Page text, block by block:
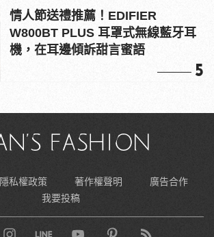
情人節送禮推薦！EDIFIER
W800BT PLUS 耳罩式無線藍牙耳
機，在耳邊傾訴甜言蜜語
5
隱私權政策 著作權聲明
廣告合作
我要投稿